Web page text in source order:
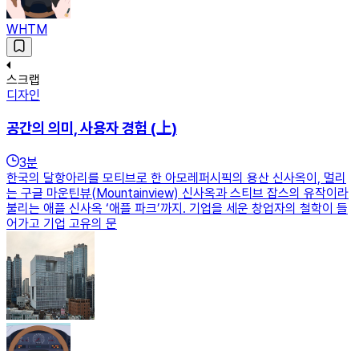
WHTM
스크랩
디자인
공간의 의미, 사용자 경험 (上)
3분
한국의 달항아리를 모티브로 한 아모레퍼시픽의 용산 신사옥이, 멀리
는 구글 마운틴뷰(Mountainview) 신사옥과 스티브 잡스의 유작이라
불리는 애플 신사옥 ‘애플 파크’까지. 기업을 세운 창업자의 철학이 들
어가고 기업 고유의 문